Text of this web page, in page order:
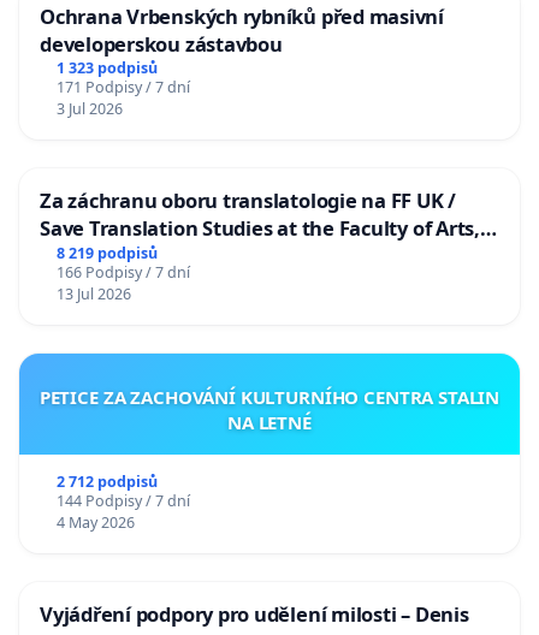
Ochrana Vrbenských rybníků před masivní
developerskou zástavbou
1 323 podpisů
171 Podpisy / 7 dní
3 Jul 2026
Za záchranu oboru translatologie na FF UK /
Save Translation Studies at the Faculty of Arts,
Charles University
8 219 podpisů
166 Podpisy / 7 dní
13 Jul 2026
PETICE ZA ZACHOVÁNÍ KULTURNÍHO CENTRA STALIN
NA LETNÉ
2 712 podpisů
144 Podpisy / 7 dní
4 May 2026
Vyjádření podpory pro udělení milosti – Denis